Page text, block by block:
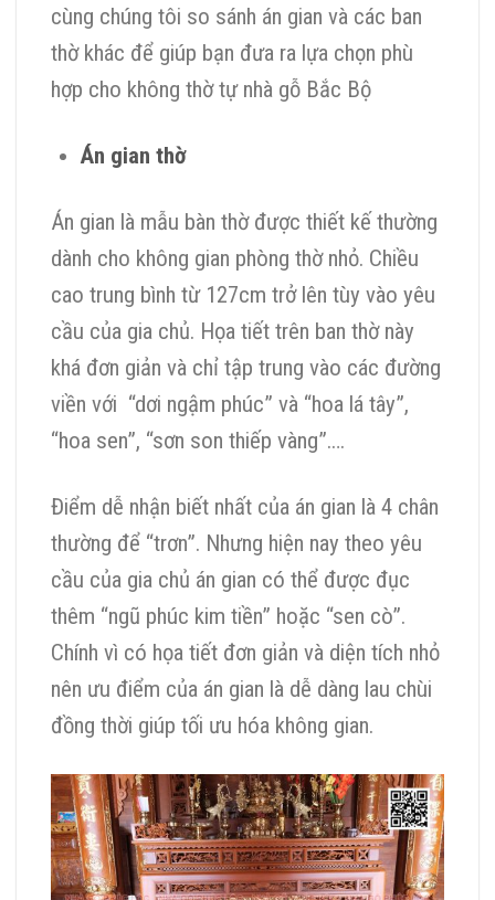
cùng chúng tôi so sánh án gian và các ban
thờ khác để giúp bạn đưa ra lựa chọn phù
hợp cho không thờ tự nhà gỗ Bắc Bộ
Án gian thờ
Án gian là mẫu bàn thờ được thiết kế thường
dành cho không gian phòng thờ nhỏ. Chiều
cao trung bình từ 127cm trở lên tùy vào yêu
cầu của gia chủ. Họa tiết trên ban thờ này
khá đơn giản và chỉ tập trung vào các đường
viền với “dơi ngậm phúc” và “hoa lá tây”,
“hoa sen”, “sơn son thiếp vàng”….
Điểm dễ nhận biết nhất của án gian là 4 chân
thường để “trơn”. Nhưng hiện nay theo yêu
cầu của gia chủ án gian có thể được đục
thêm “ngũ phúc kim tiền” hoặc “sen cò”.
Chính vì có họa tiết đơn giản và diện tích nhỏ
nên ưu điểm của án gian là dễ dàng lau chùi
đồng thời giúp tối ưu hóa không gian.